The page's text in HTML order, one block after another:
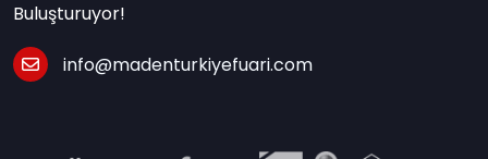
Buluşturuyor!
info@madenturkiyefuari.com